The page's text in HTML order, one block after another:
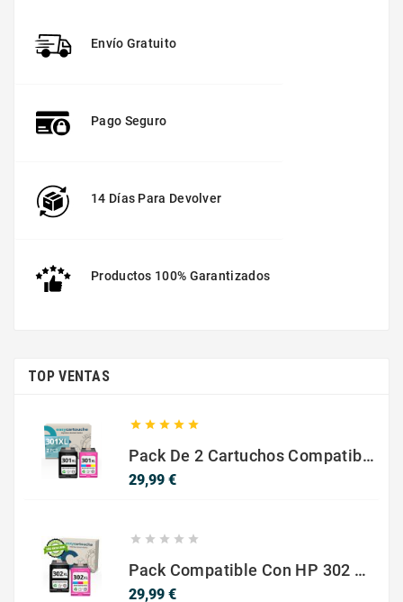
Envío Gratuito
Pago Seguro
14 Días Para Devolver
Productos 100% Garantizados
TOP VENTAS
    
Pack De 2 Cartuchos Compatibles Con HP 301 XL Negro Y Color
29,99 €Precio
    
Pack Compatible Con HP 302 XL Negro Y Color - SIN NIVEL DE TINTA
29,99 €Precio